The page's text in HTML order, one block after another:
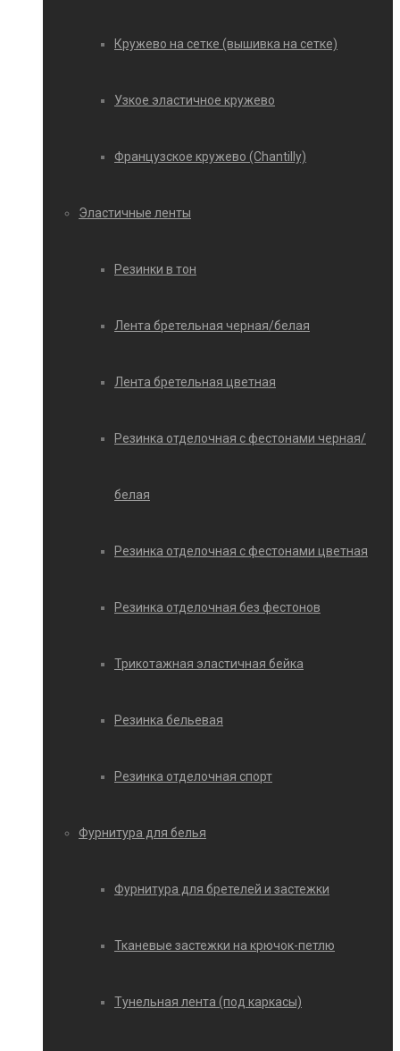
Кружево на сетке (вышивка на сетке)
Узкое эластичное кружево
Французское кружево (Chantilly)
Эластичные ленты
Резинки в тон
Лента бретельная черная/белая
Лента бретельная цветная
Резинка отделочная с фестонами черная/
белая
Резинка отделочная с фестонами цветная
Резинка отделочная без фестонов
Трикотажная эластичная бейка
Резинка бельевая
Резинка отделочная спорт
Фурнитура для белья
Фурнитура для бретелей и застежки
Тканевые застежки на крючок-петлю
Тунельная лента (под каркасы)